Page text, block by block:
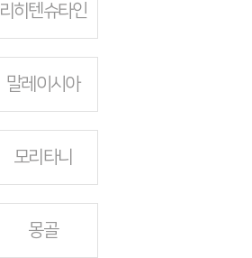
리히텐슈타인
말레이시아
모리타니
몽골